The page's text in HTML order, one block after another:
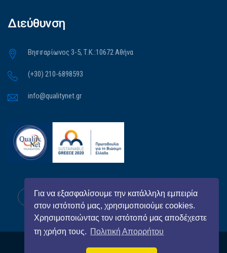
Για να εξασφαλίσουμε την κατάλληλη εμπειρία
στον ιστότοπό μας, χρησιμοποιούμε cookies.
Χρησιμοποιώντας τον ιστότοπό μας αποδέχεστε
τη χρήση τους. Πολιτική Απορρήτου
Διεύθυνση
Βησσαρίωνος 3-5, Τ.Κ.:10672 Αθήνα
(+30) 210-6898593
info@qualitynet.gr